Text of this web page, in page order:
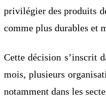
privilégier des produits
comme plus durables et
Cette décision s’inscrit
mois, plusieurs
notamment dans les